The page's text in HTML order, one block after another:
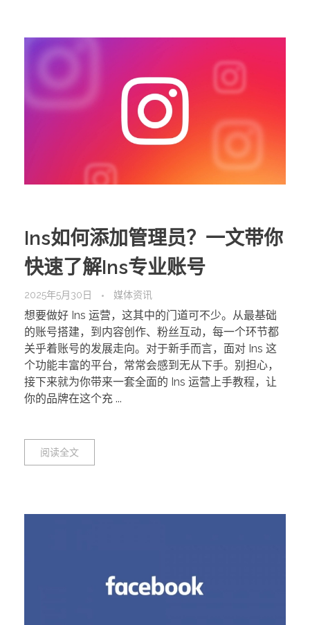
Ins如何添加管理员？一文带你
快速了解Ins专业账号
2025年5月30日 媒体资讯
想要做好 Ins 运营，这其中的门道可不少。从最基础
的账号搭建，到内容创作、粉丝互动，每一个环节都
关乎着账号的发展走向。对于新手而言，面对 Ins 这
个功能丰富的平台，常常会感到无从下手。别担心，
接下来就为你带来一套全面的 Ins 运营上手教程，让
你的品牌在这个充 ...
阅读全文